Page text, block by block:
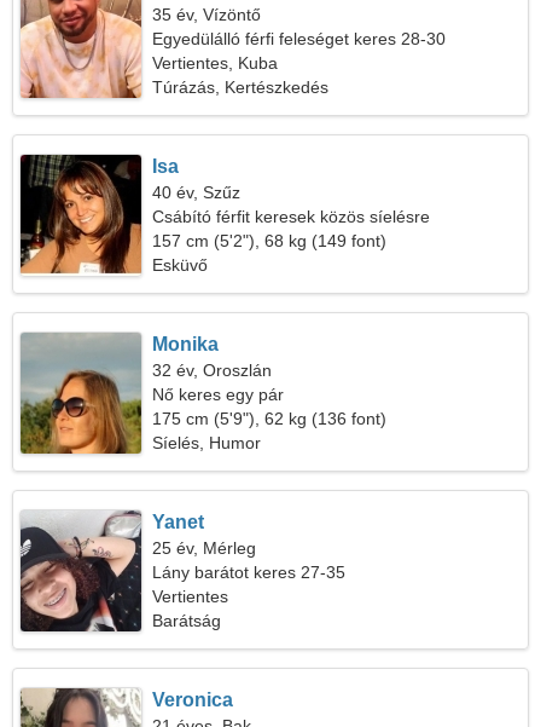
35 év, Vízöntő
Egyedülálló férfi feleséget keres 28-30
Vertientes, Kuba
Túrázás, Kertészkedés
Isa
40 év, Szűz
Csábító férfit keresek közös síelésre
157 cm (5'2"), 68 kg (149 font)
Esküvő
Monika
32 év, Oroszlán
Nő keres egy pár
175 cm (5'9"), 62 kg (136 font)
Síelés, Humor
Yanet
25 év, Mérleg
Lány barátot keres 27-35
Vertientes
Barátság
Veronica